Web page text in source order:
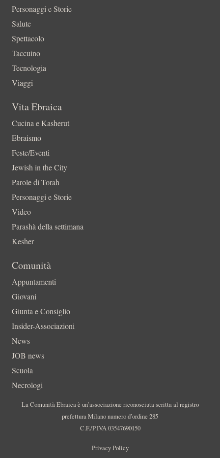
Personaggi e Storie
Salute
Spettacolo
Taccuino
Tecnologia
Viaggi
Vita Ebraica
Cucina e Kasherut
Ebraismo
Feste/Eventi
Jewish in the City
Parole di Torah
Personaggi e Storie
Video
Parashà della settimana
Kesher
Comunità
Appuntamenti
Giovani
Giunta e Consiglio
Insider-Associazioni
News
JOB news
Scuola
Necrologi
La Comunità Ebraica è un’associazione riconosciuta scritta al registro
prefettura Milano numero d’ordine 285
C.F./P.IVA 03547690150
Privacy Policy